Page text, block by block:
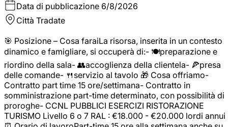
Data di pubblicazione 6/8/2026
Città Tradate
🎯 Posizione – Cosa faraiLa risorsa, inserita in un contesto
dinamico e famigliare, si occuperà di:- 🍽️preparazione e
riordino della sala- 👥accoglienza della clientela- 🍕presa
delle comande- 🍴servizio al tavolo 🎁 Cosa offriamo-
Contratto part time 15 ore/settimana- Contratto in
somministrazione part-time determinato, con possibilità di
proroghe- CCNL PUBBLICI ESERCIZI RISTORAZIONE
TURISMO Livello 6 o 7 RAL : €18.000 - €20.000 lordi annui